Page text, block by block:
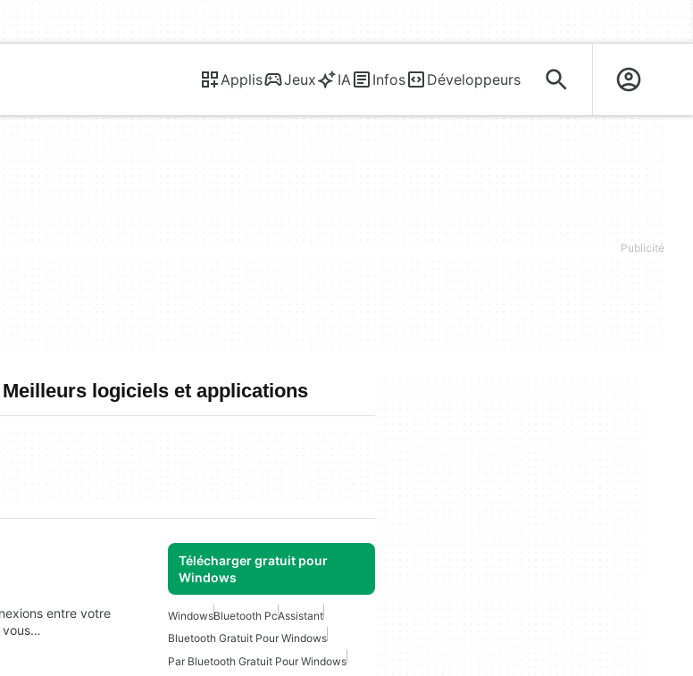
Applis Jeux IA Infos Développeurs
logiciels et applications
Télécharger gratuit pour
Windows
entre votre
vous…
WindowsBluetooth PcAssistant
Bluetooth Gratuit Pour Windows
Par Bluetooth Gratuit Pour Windows